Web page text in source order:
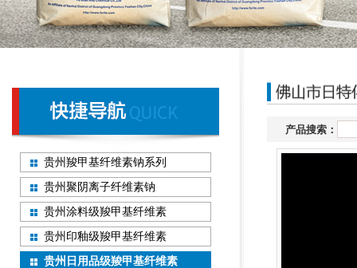
贵州羧甲基纤维素钠系列
贵州聚阴离子纤维素钠
贵州涂料级羧甲基纤维素
贵州印釉级羧甲基纤维素
贵州日用品级羧甲基纤维素
产品搜索：